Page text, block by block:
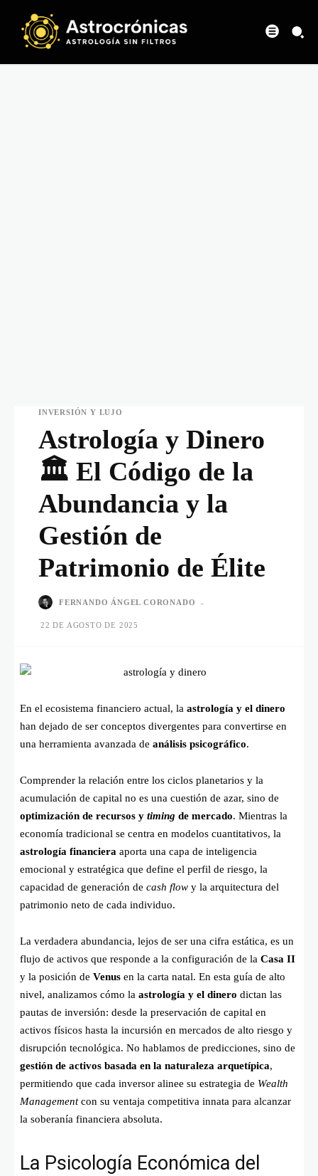
INVERSIÓN Y LUJO
Astrología y Dinero
🏛️ El Código de la
Abundancia y la
Gestión de
Patrimonio de Élite
FERNANDO ÁNGEL CORONADO -
22 DE AGOSTO DE 2025
En el ecosistema financiero actual, la astrología y el dinero
han dejado de ser conceptos divergentes para convertirse en
una herramienta avanzada de análisis psicográfico.
Comprender la relación entre los ciclos planetarios y la
acumulación de capital no es una cuestión de azar, sino de
optimización de recursos y timing de mercado. Mientras la
economía tradicional se centra en modelos cuantitativos, la
astrología financiera aporta una capa de inteligencia
emocional y estratégica que define el perfil de riesgo, la
capacidad de generación de cash flow y la arquitectura del
patrimonio neto de cada individuo.
La verdadera abundancia, lejos de ser una cifra estática, es un
flujo de activos que responde a la configuración de la Casa II
y la posición de Venus en la carta natal. En esta guía de alto
nivel, analizamos cómo la astrología y el dinero dictan las
pautas de inversión: desde la preservación de capital en
activos físicos hasta la incursión en mercados de alto riesgo y
disrupción tecnológica. No hablamos de predicciones, sino de
gestión de activos basada en la naturaleza arquetípica,
permitiendo que cada inversor alinee su estrategia de Wealth
Managementcon su ventaja competitiva innata para alcanzar
la soberanía financiera absoluta.
La Psicología Económica del